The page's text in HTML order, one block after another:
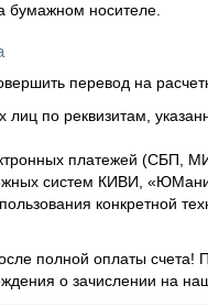
бумажном носителе.
перевод на
лиц по реквизитам,
платежей (СБП,
систем КИВИ,
конкретной
полной оплаты счета!
о зачислении на